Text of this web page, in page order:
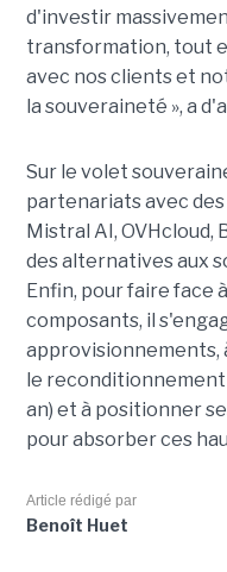
d'investir
transformation, tout
avec nos clients et
la souveraineté », a
Sur le volet
partenariats avec
Mistral AI, OVHcloud,
des alternatives aux
Enfin, pour faire face
composants, il
approvisionnements,
le reconditionnement
an) et à positionner
pour absorber ces
Article rédigé par
Benoît Huet